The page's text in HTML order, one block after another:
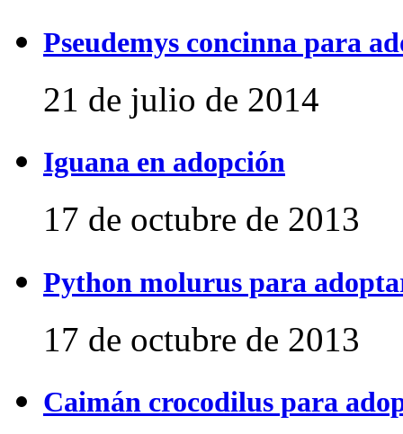
Pseudemys concinna para
21 de julio de 2014
Iguana en adopción
17 de octubre de 2013
Python molurus para
17 de octubre de 2013
Caimán crocodilus para